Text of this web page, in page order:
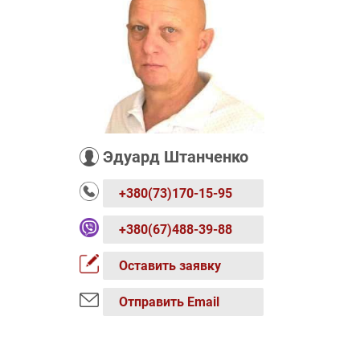
Эдуард Штанченко
+380(73)170-15-95
+380(67)488-39-88
Оставить заявку
Отправить Email